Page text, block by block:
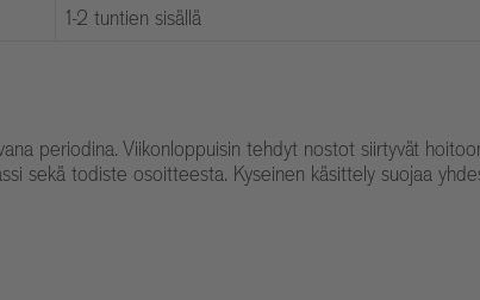
1-2 tuntien sisällä
periodina. Viikonloppuisin tehdyt nostot siirtyvät
sekä todiste osoitteesta. Kyseinen käsittely suojaa